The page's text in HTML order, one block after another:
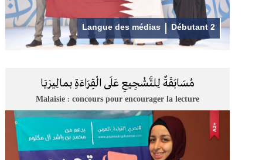
Langue des médias Débutant 2
مُسَابَقَةٌ لِلتَّشْجِيعِ عَلَى الْقِرَاءَةِ بمالِيزيَا
Malaisie : concours pour encourager la lecture